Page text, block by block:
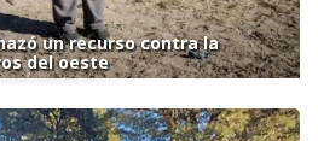
un recurso contra la
del oeste